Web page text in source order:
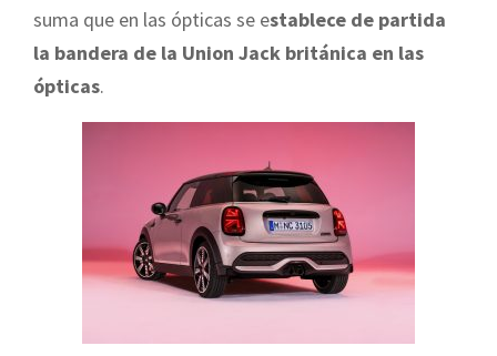
suma que en las ópticas se establece de partida
la bandera de la Union Jack británica en las
ópticas.